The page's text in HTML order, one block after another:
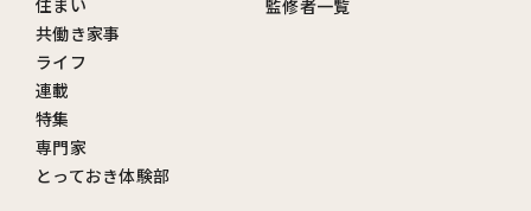
住まい
共働き家事
ライフ
連載
特集
専門家
とっておき体験部
監修者一覧